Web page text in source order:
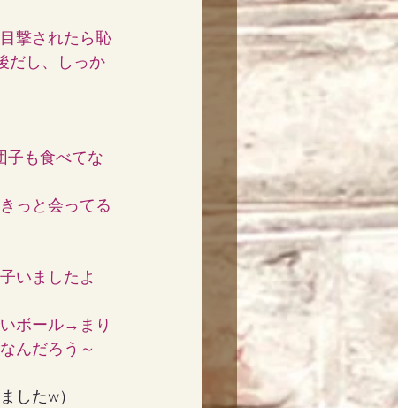
撃されたら恥
だし、しっか
子も食べてな
っと会ってる
いましたよ
ボール→まり
んだろう～
したw）